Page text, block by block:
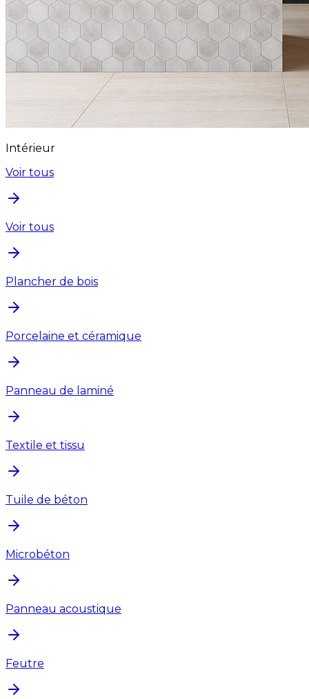
Intérieur
Voir tous
Voir tous
Plancher de bois
Porcelaine et céramique
Panneau de laminé
Textile et tissu
Tuile de béton
Microbéton
Panneau acoustique
Feutre